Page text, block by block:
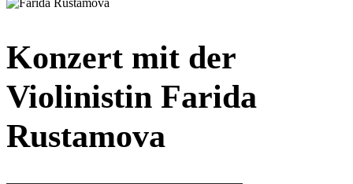
Konzert mit der
Violinistin Farida
Rustamova